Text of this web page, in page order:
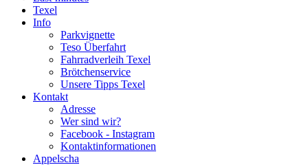
Texel
Info
Parkvignette
Teso Überfahrt
Fahrradverleih Texel
Brötchenservice
Unsere Tipps Texel
Kontakt
Adresse
Wer sind wir?
Facebook - Instagram
Kontaktinformationen
Appelscha